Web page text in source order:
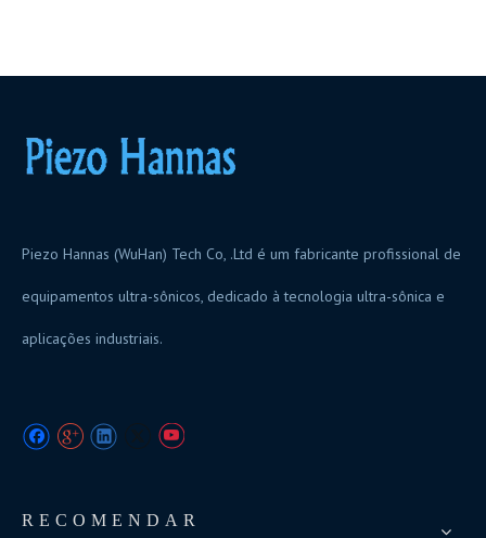
Piezo Hannas (WuHan) Tech Co, .Ltd é um fabricante profissional de
equipamentos ultra-sônicos, dedicado à tecnologia ultra-sônica e
aplicações industriais.
RECOMENDAR